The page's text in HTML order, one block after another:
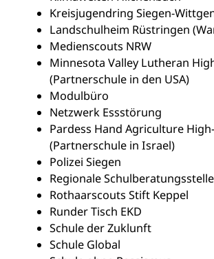
Kreisjugendring Siegen-
Landschulheim Rüstringen
Medienscouts NRW
Minnesota Valley Lutheran
(Partnerschule in den USA)
Modulbüro
Netzwerk Essstörung
Pardess Hand Agriculture
(Partnerschule in Israel)
Polizei Siegen
Regionale Schulberatungsstelle
Rothaarscouts Stift Keppel
Runder Tisch EKD
Schule der Zuklunft
Schule Global